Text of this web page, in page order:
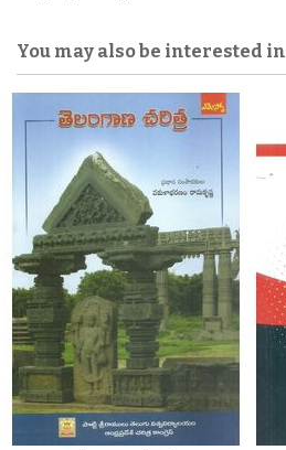
You may also be interested in